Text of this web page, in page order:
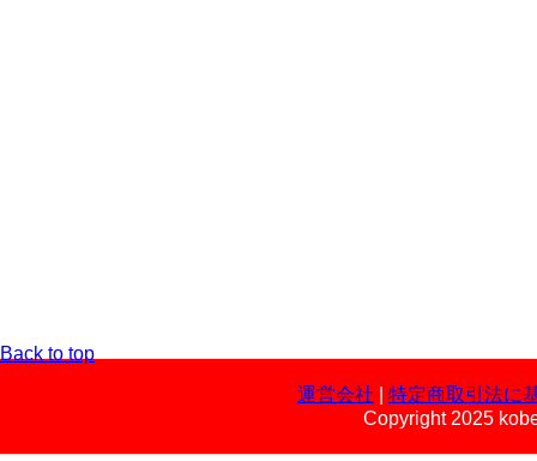
Back to top
運営会社
特定商取引法に
Copyright 2025